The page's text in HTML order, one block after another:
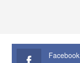
Facebook